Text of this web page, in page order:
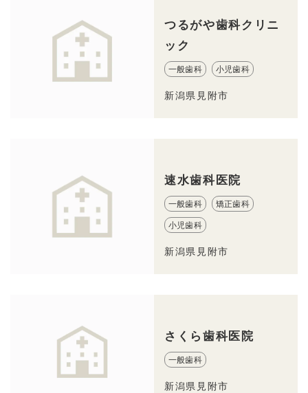
つるがや歯科クリニ
ック
一般歯科 小児歯科
新潟県見附市
速水歯科医院
一般歯科 矯正歯科
小児歯科
新潟県見附市
さくら歯科医院
一般歯科
新潟県見附市